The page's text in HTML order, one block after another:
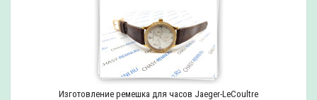
Изготовление ремешка для часов Jaeger-LeCoultre